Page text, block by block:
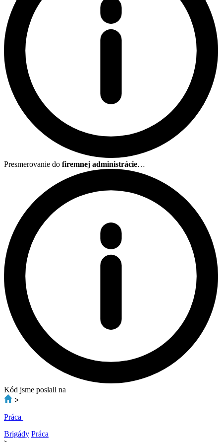
Presmerovanie do firemnej administrácie…
Kód jsme poslali na
>
Práca
Brigády Práca